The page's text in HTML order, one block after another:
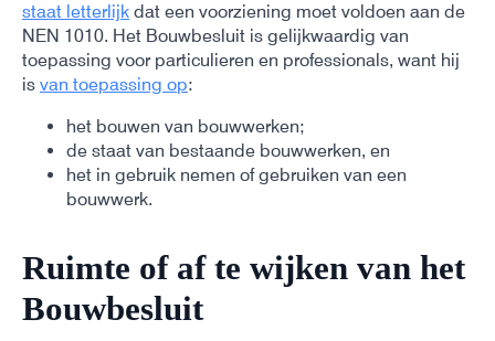
staat letterlijk dat een voorziening moet voldoen aan de
NEN 1010. Het Bouwbesluit is gelijkwaardig van
toepassing voor particulieren en professionals, want hij
is van toepassing op:
het bouwen van bouwwerken;
de staat van bestaande bouwwerken, en
het in gebruik nemen of gebruiken van een
bouwwerk.
Ruimte of af te wijken van het
Bouwbesluit